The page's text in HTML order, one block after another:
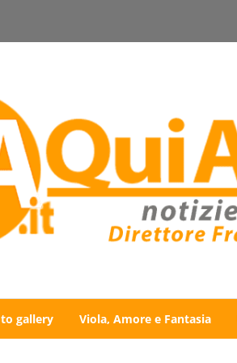
gallery Viola, Amore e Fantasia